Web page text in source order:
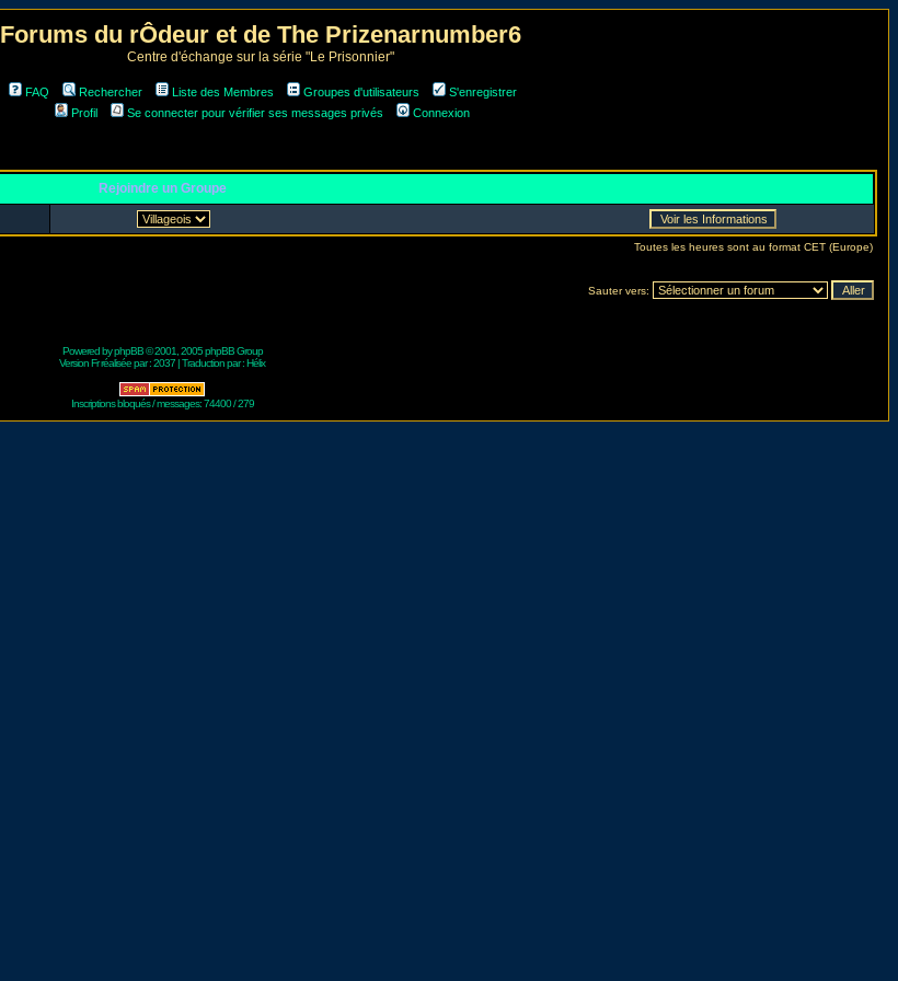
Forums du rÔdeur et de The Prizenarnumber6
Centre d'échange sur la série "Le Prisonnier"
FAQ Rechercher Liste des Membres Groupes d'utilisateurs
S'enregistrer
Profil
Se connecter pour vérifier ses messages privés Connexion
Rejoindre un Groupe
Toutes les heures sont au format CET (Europe)
Sauter vers:
Powered byphpBB© 2001, 2005 phpBB Group
Version Fr réalisée par :2037 | Traduction par :Hélix
Inscriptions bloqués / messages: 74400 / 279